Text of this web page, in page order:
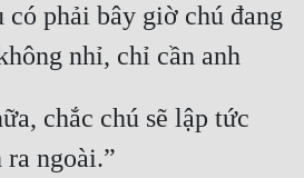
phải bây giờ chú đang
nhỉ, chỉ cần anh
chắc chú sẽ lập tức
ngoài.”